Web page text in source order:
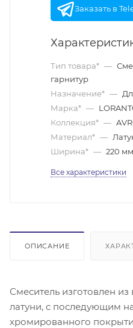
Заказать в
Тип товара* —
гарнитур
Назначение* —
Марка* —
Коллекция* —
Материал* —
Ширина* — 220 мм
Все характеристики
ОПИСАНИЕ
Смеситель изготовлен
латуни, с последующим
хромированного